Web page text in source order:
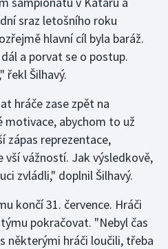
sraz letošního roku
hlavní cíl byla baráž.
a porvat se o postup.
řekl Šilhavý.
hráče zase zpět na
motivace, abychom to už
zápas reprezentace,
vážností. Jak výsledkově,
zvládli," doplnil Šilhavý.
končí 31. července. Hráči
pokračovat. "Nebyl čas
některými hráči loučili, třeba